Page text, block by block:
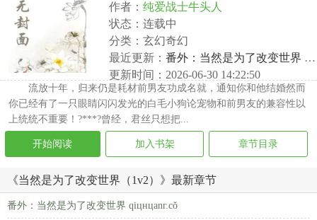
作者： 纯爱战士牛头人
状态：连载中
分类：玄幻奇幻
最近更新： 番外：当然是为了改变世界 qiцнцanг.cǒ
更新时间：2026-06-30 14:22:50
流放十年，归来仍是耗材前男友功成名就，通知你和他结婚然而
你已经有了一只眼睛闪闪发光的白毛小狗论宠物和前男友的兼容性以
上统统不重要！?***?曾经，君丝只想把...
开始阅读 加入书架 章节目录
《当然是为了改变世界（1v2）》最新章节
番外：当然是为了改变世界 qiцнцanг.cǒ